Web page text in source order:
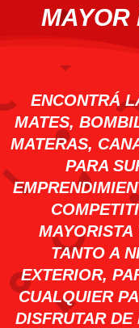
MAYOR
ENCONTRÁ
MATES,
MATERAS,
PARA
TANTO A
EXTERIOR,
CUALQUIER
DISFRUTAR